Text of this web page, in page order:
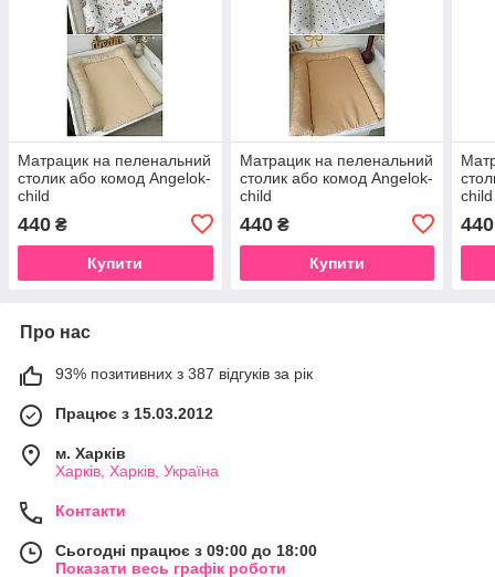
Матрацик на пеленальний
столик або комод Angelok-
child
440 ₴
Купити
Матрацик на пеленальний
столик або комод Angelok-
child
440₴
Купити
child
440
Про нас
93% позитивних з 387 відгуків за рік
Працює з 15.03.2012
м. Харків
Харків, Харків, Україна
Контакти
Сьогодні працює з 09:00 до 18:00
Показати весь графік роботи